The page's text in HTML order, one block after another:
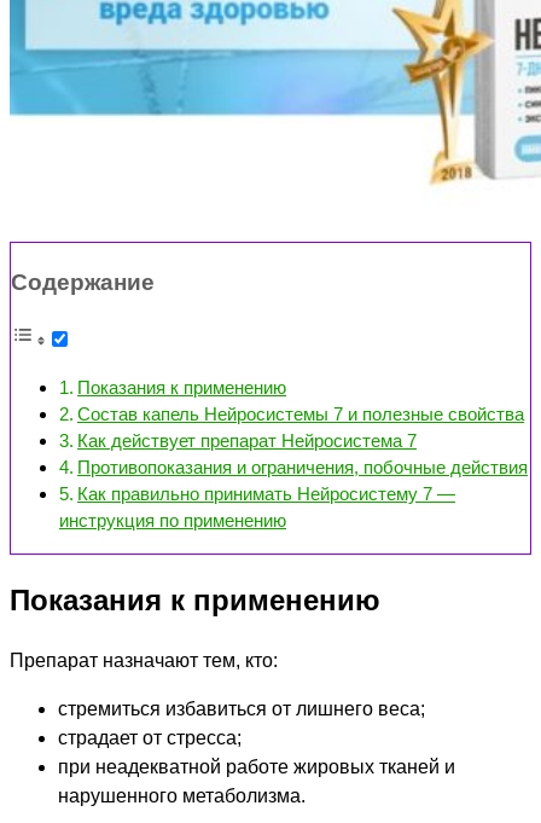
Содержание
Показания к применению
Состав капель Нейросистемы 7 и полезные свойства
Как действует препарат Нейросистема 7
Противопоказания и ограничения, побочные действия
Как правильно принимать Нейросистему 7 —
инструкция по применению
Показания к применению
Препарат назначают тем, кто:
стремиться избавиться от лишнего веса;
страдает от стресса;
при неадекватной работе жировых тканей и
нарушенного метаболизма.